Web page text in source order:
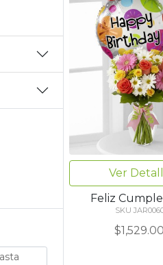
Ver
Feliz
SKU
$1,529.00